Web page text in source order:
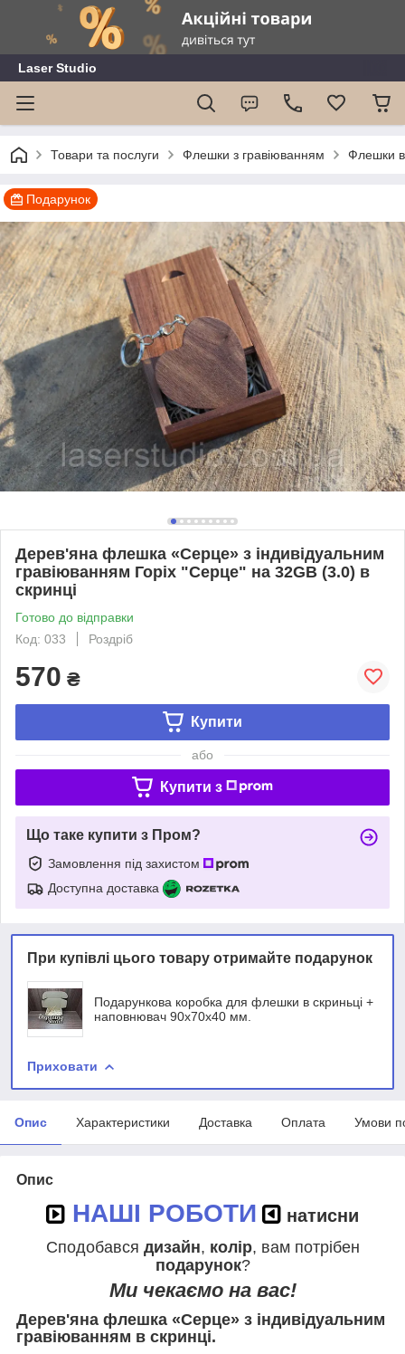
Laser Studio
Товари та послуги Флешки з гравіюванням Флешки в
Подарунок
Дерев'яна флешка «Серце» з індивідуальним
гравіюванням Горіх "Серце" на 32GB (3.0) в
скринці
Готово до відправки
Код: 033
Роздріб
570 ₴
Купити
або
Купити з
Що таке купити з Пром?
Замовлення під захистом
Доступна доставка
При купівлі цього товару отримайте подарунок
Подарункова коробка для флешки в скриньці +
наповнювач 90х70х40 мм.
Приховати
Опис Характеристики Доставка Оплата Умови
Опис
НАШІ РОБОТИ натисни
Сподобався дизайн, колір, вам потрібен
подарунок?
Ми чекаємо на вас!
Дерев'яна флешка «Серце» з індивідуальним
гравіюванням в скринці.